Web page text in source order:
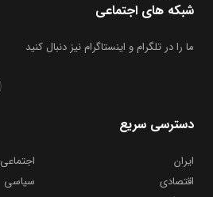
شبکه های اجتماعی
ما را در تلگرام و اینستاگرام نیز دنبال کنید
دسترسی سریع
ایران
اجتماعی
اقتصادی
سیاسی